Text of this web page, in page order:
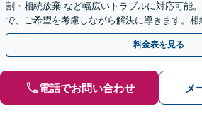
割・相続放棄 など幅広いトラブルに対応可能
で、ご希望を考慮しながら解決に導きます。
ご相談を【初回相談30分無料】【弁護士歴40
料金表を見る
電話でお問い合わせ メ